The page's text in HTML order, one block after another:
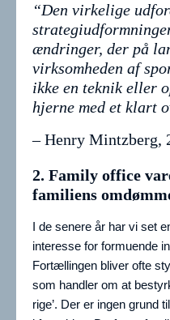
“Den virkelige
ændringer, der på
virksomheden af
ikke en teknik eller
hjerne med et klart
– Henry Mintzberg,
2. Family office
familiens
I de senere år har vi set
interesse for formuende
Fortællingen bliver ofte
som handler om at
rige’. Der er ingen grund